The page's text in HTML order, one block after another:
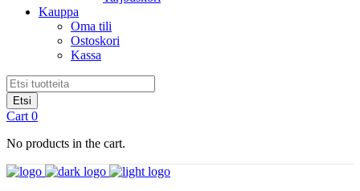
Kauppa
Oma tili
Ostoskori
Kassa
Cart 0
No products in the cart.